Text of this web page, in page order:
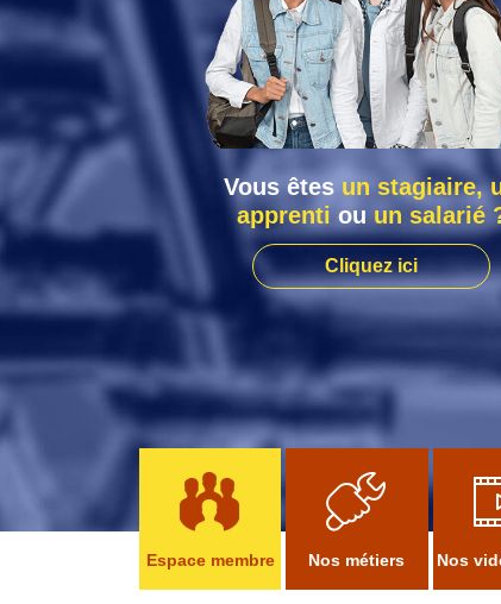
Vous êtes un stagiaire,
apprenti ou un salarié
Cliquez ici
Espace membre Nos métiers Nos